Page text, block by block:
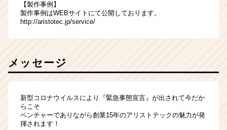
【製作事例】
製作事例はWEBサイトにて公開しております。
http://aristotec.jp/service/
メッセージ
新型コロナウイルスにより『緊急事態宣言』が出されて今だか
らこそ
ベンチャーでありながら創業15年のアリストテックの魅力が発
揮されます！